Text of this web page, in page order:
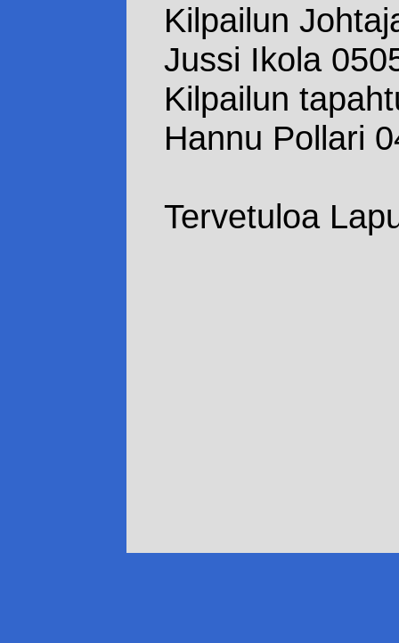
Kilpailun
Jussi Ikola
Kilpailun
Hannu Pollari
Tervetuloa